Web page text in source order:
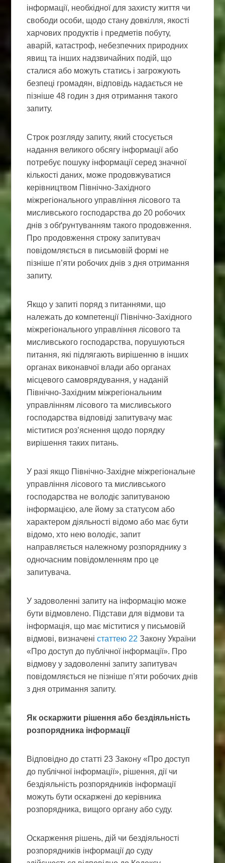
інформації, необхідної для захисту життя чи
свободи особи, щодо стану довкілля, якості
харчових продуктів і предметів побуту,
аварій, катастроф, небезпечних природних
явищ та інших надзвичайних подій, що
сталися або можуть статись і загрожують
безпеці громадян, відповідь надається не
пізніше 48 годин з дня отримання такого
запиту.
Строк розгляду запиту, який стосується
надання великого обсягу інформації або
потребує пошуку інформації серед значної
кількості даних, може продовжуватися
керівництвом Північно-Західного
міжрегіонального управління лісового та
мисливського господарства до 20 робочих
днів з обґрунтуванням такого продовження.
Про продовження строку запитувач
повідомляється в письмовій формі не
пізніше п’яти робочих днів з дня отримання
запиту.
Якщо у запиті поряд з питаннями, що
належать до компетенції Північно-Західного
міжрегіонального управління лісового та
мисливського господарства, порушуються
питання, які підлягають вирішенню в інших
органах виконавчої влади або органах
місцевого самоврядування, у наданій
Північно-Західним міжрегіональним
управлінням лісового та мисливського
господарства відповіді запитувачу має
міститися роз’яснення щодо порядку
вирішення таких питань.
У разі якщо Північно-Західне міжрегіональне
управління лісового та мисливського
господарства не володіє запитуваною
інформацією, але йому за статусом або
характером діяльності відомо або має бути
відомо, хто нею володіє, запит
направляється належному розпоряднику з
одночасним повідомленням про це
запитувача.
У задоволенні запиту на інформацію може
бути відмовлено. Підстави для відмови та
інформація, що має міститися у письмовій
відмові, визначеністаттею 22 Закону України
«Про доступ до публічної інформації». Про
відмову у задоволенні запиту запитувач
повідомляється не пізніше п’яти робочих днів
з дня отримання запиту.
Як оскаржити рішення або бездіяльність
розпорядника інформації
Відповідно до статті 23 Закону «Про доступ
до публічної інформації», рішення, дії чи
бездіяльність розпорядників інформації
можуть бути оскаржені до керівника
розпорядника, вищого органу або суду.
Оскарження рішень, дій чи бездіяльності
розпорядників інформації до суду